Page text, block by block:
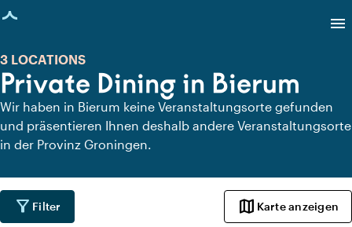
geladen
menu
Private Dining in Bierum
3 LOCATIONS
Wir haben in Bierum keine Veranstaltungsorte gefunden
und präsentieren Ihnen deshalb andere Veranstaltungsorte
in der Provinz Groningen.
filter_alt Filter map Karte anzeigen